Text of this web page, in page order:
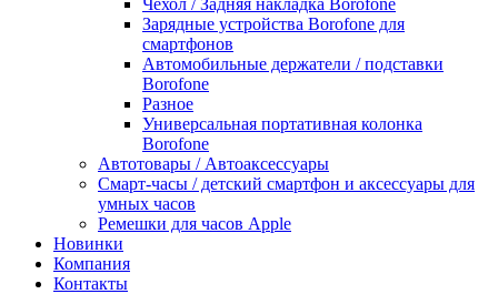
Чехол / Задняя накладка Borofone
Зарядные устройства Borofone для
смартфонов
Автомобильные держатели / подставки
Borofone
Разное
Универсальная портативная колонка
Borofone
Автотовары / Автоаксессуары
Смарт-часы / детский смартфон и аксессуары для
умных часов
Ремешки для часов Apple
Новинки
Компания
Контакты